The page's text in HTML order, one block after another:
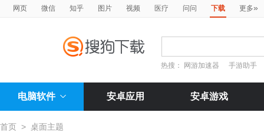
网页 微信 知乎 图片 视频 医疗 问问 下载 更多»
热搜： 网游加速器 手游助手
电脑软件 安卓应用 安卓游戏
首页 > 桌面主题